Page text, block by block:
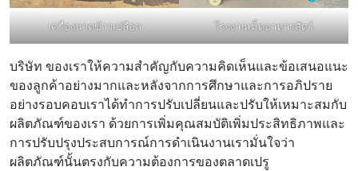
เครื่องนวดข้าวเปลือก โรงงานเม็ดอาหารสัตว์
บริษัท ของเราให้ความสำคัญกับความคิดเห็นและข้อเสนอแนะ
ของลูกค้าอย่างมากและหลังจากการศึกษาและการอภิปราย
อย่างรอบคอบเราได้ทำการปรับเปลี่ยนและปรับให้เหมาะสมกับ
ผลิตภัณฑ์ของเรา ด้วยการเพิ่มคุณสมบัติเพิ่มประสิทธิภาพและ
การปรับปรุงประสบการณ์การดำเนินงานเรามั่นใจว่า
ผลิตภัณฑ์นั้นตรงกับความต้องการของตลาดเปรู